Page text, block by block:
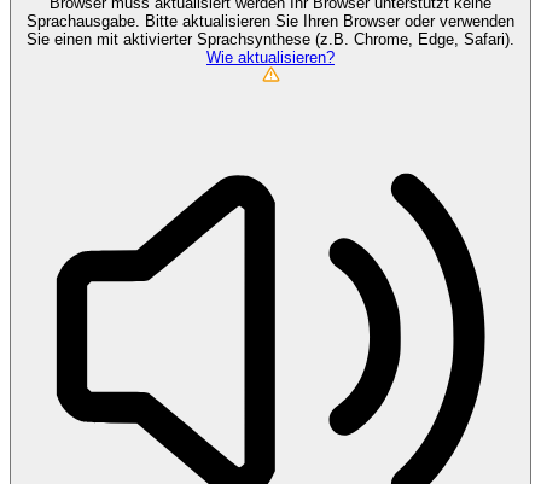
Sprachausgabe. Bitte aktualisieren Sie Ihren Browser oder verwenden
Sie einen mit aktivierter Sprachsynthese (z.B. Chrome, Edge, Safari).
Wie aktualisieren?